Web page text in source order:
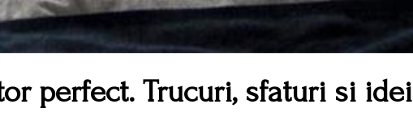
perfect. Trucuri, sfaturi si idei